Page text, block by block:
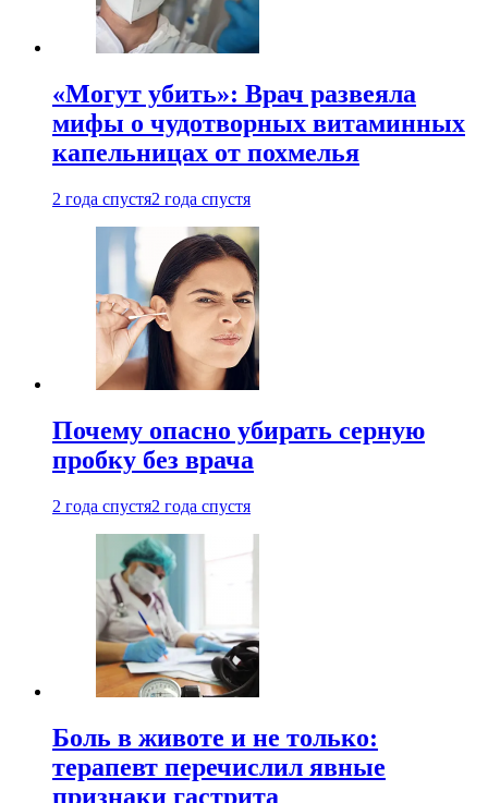
«Могут убить»: Врач развеяла
мифы о чудотворных витаминных
капельницах от похмелья
2 года спустя2 года спустя
Почему опасно убирать серную
пробку без врача
2 года спустя2 года спустя
Боль в животе и не только:
терапевт перечислил явные
признаки гастрита